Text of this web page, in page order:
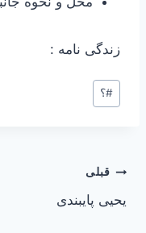
زندگی نامه :
#؟
راهبری
نوشته
قبلی
یحیی پایبندی